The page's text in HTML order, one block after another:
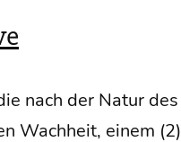
nach der Natur des
Wach­heit, einem (2)